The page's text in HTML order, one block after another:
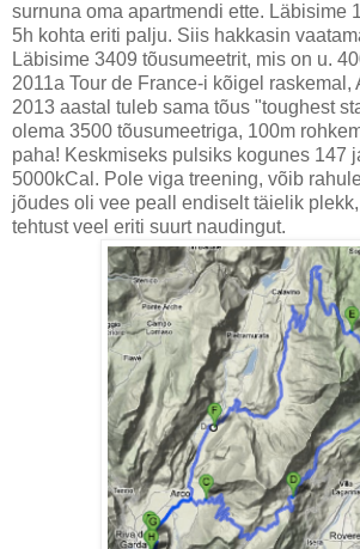
surnuna oma apartmendi ette. Läbisime
5h kohta eriti palju. Siis hakkasin
Läbisime 3409 tõusumeetrit, mis on u.
2011a Tour de France-i kõigel raskemal,
2013 aastal tuleb sama tõus "toughest
olema 3500 tõusumeetriga, 100m
paha! Keskmiseks pulsiks kogunes 147
5000kCal. Pole viga treening, võib
jõudes oli vee peall endiselt täielik
tehtust veel eriti suurt naudingut.